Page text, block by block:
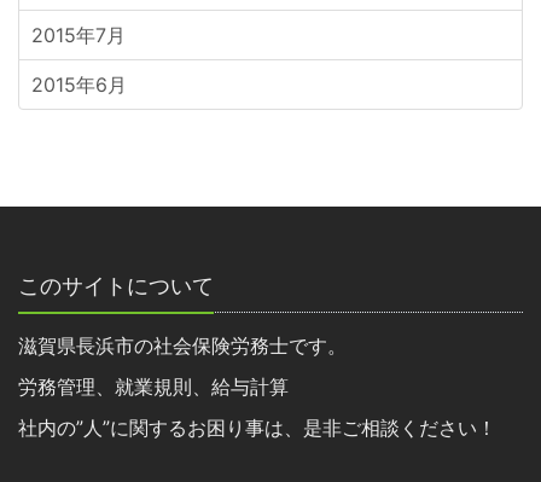
2015年7月
2015年6月
このサイトについて
滋賀県長浜市の社会保険労務士です。
労務管理、就業規則、給与計算
社内の”人”に関するお困り事は、是非ご相談ください！